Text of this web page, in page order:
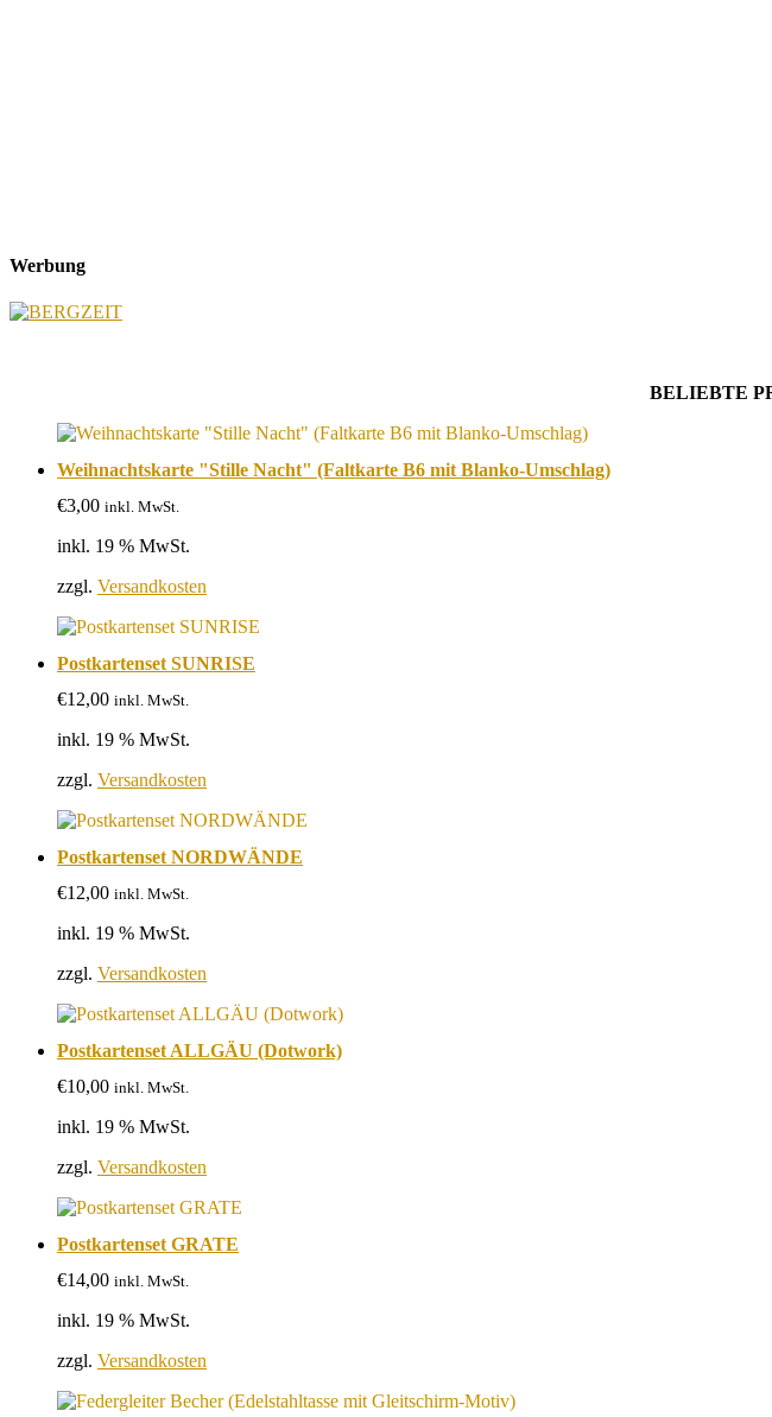
Werbung
BELIEBTE
Weihnachtskarte "Stille Nacht" (Faltkarte B6 mit Blanko-Umschlag)
€3,00 inkl. MwSt.
inkl. 19 % MwSt.
zzgl. Versandkosten
Postkartenset SUNRISE
€12,00 inkl. MwSt.
inkl. 19 % MwSt.
zzgl. Versandkosten
Postkartenset NORDWÄNDE
€12,00 inkl. MwSt.
inkl. 19 % MwSt.
zzgl. Versandkosten
Postkartenset ALLGÄU (Dotwork)
€10,00 inkl. MwSt.
inkl. 19 % MwSt.
zzgl. Versandkosten
Postkartenset GRATE
€14,00 inkl. MwSt.
inkl. 19 % MwSt.
zzgl. Versandkosten